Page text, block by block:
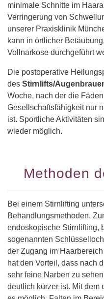
minimale Schnitte im
Verringerung von
unserer Praxisklinik
kann in örtlicher
Vollnarkose durchgeführt
Die postoperative
des Stirnlifts/
Woche, nach der die
Gesellschaftsfähigkeit nur
ist. Sportliche Aktivitäten
wieder möglich.
Methoden
Bei einem Stirnlifting
Behandlungsmethoden.
endoskopische Stirnlifting,
sogenannten
der Zugang im
hat den Vorteil, dass nach
sehr feine Narben zu
deutlich kürzer ist. Mit dem